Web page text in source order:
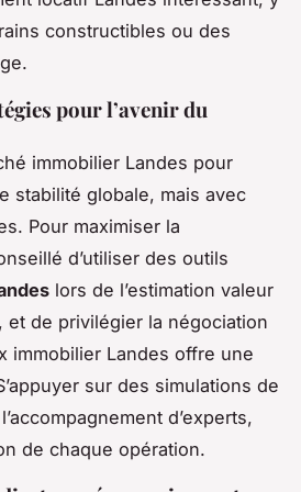
constructibles ou des
pour l’avenir du
immobilier Landes pour
stabilité globale, mais avec
Pour maximiser la
d’utiliser des outils
lors de l’estimation valeur
et de privilégier la négociation
immobilier Landes offre une
sur des simulations de
d’experts,
de chaque opération.